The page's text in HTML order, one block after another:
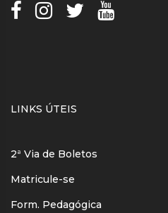
LINKS ÚTEIS
2ª Via de Boletos
Matricule-se
Form. Pedagógica